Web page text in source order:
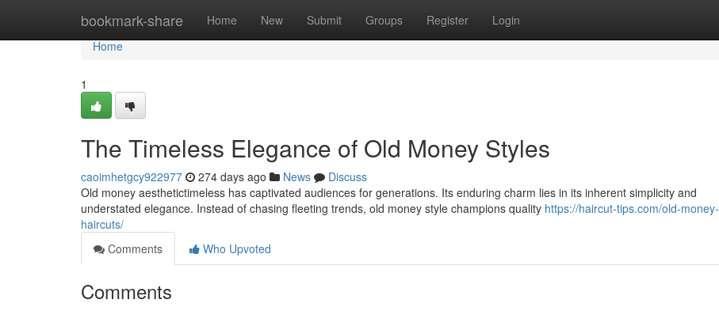
bookmark-share Home New Submit Groups Register Login
Home
Home
1
The Timeless Elegance of Old Money Styles
caoimhetgcy922977 274 days ago News
Discuss
Old money aesthetictimeless has captivated audiences for generations. Its enduring charm lies in its inherent simplicity and
understated elegance. Instead of chasing fleeting trends, old money style champions quality https://haircut-tips.com/old-money-
haircuts/
Comments
Who Upvoted
Comments